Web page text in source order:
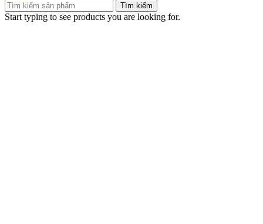
Tìm kiếm
Start typing to see products you are looking for.